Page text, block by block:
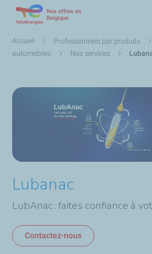
contenu
principal
Nos offres en
Belgique
Fil
d'Ariane
Accueil Professionnels par produits
automobiles
Nos services
Lubanac
LubAnac : faites confiance à
Contactez-nous